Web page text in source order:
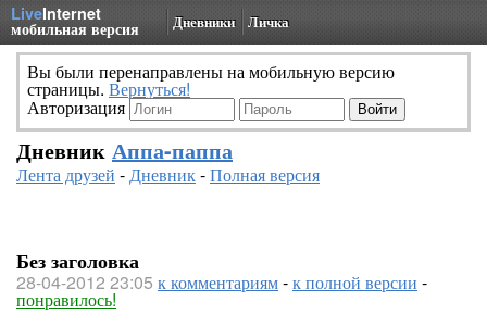
LiveInternet
мобильная версия Дневники Личка
Вы были перенаправлены на мобильную версию
страницы. Вернуться!
Авторизация
Дневник Аппа-паппа
Лента друзей -Дневник-Полная версия
Без заголовка
28-04-2012 23:05 к комментариям-к полной версии -
понравилось!